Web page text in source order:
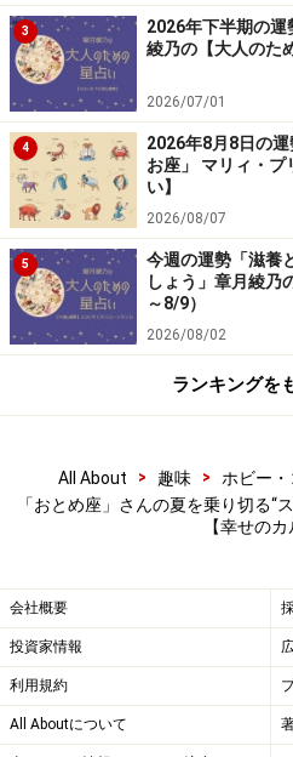
3
2026年下半期の運
綾乃の【大人のた
2026/07/01
4
2026年8月8日の
お座」 マリィ・プ
い】
2026/08/07
5
今週の運勢「滋養
しょう」章月綾乃
～8/9）
2026/08/02
ランキングを
All About > 趣味 > ホビー
「おとめ座」さんの夏を乗り切る“
【幸せのカ
会社概要
投資家情報
利用規約
All Aboutについて